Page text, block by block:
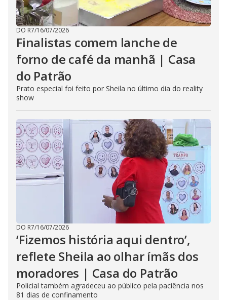
DO R7/16/07/2026
Finalistas comem lanche de
forno de café da manhã | Casa
do Patrão
Prato especial foi feito por Sheila no último dia do reality
show
DO R7/16/07/2026
‘Fizemos história aqui dentro’,
reflete Sheila ao olhar ímãs dos
moradores | Casa do Patrão
Policial também agradeceu ao público pela paciência nos
81 dias de confinamento